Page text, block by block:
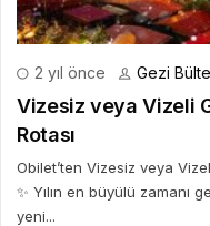
2 yıl önce Gezi
Vizesiz veya Vizeli
Rotası
Obilet’ten Vizesiz veya
✨ Yılın en büyülü zamanı
yeni...